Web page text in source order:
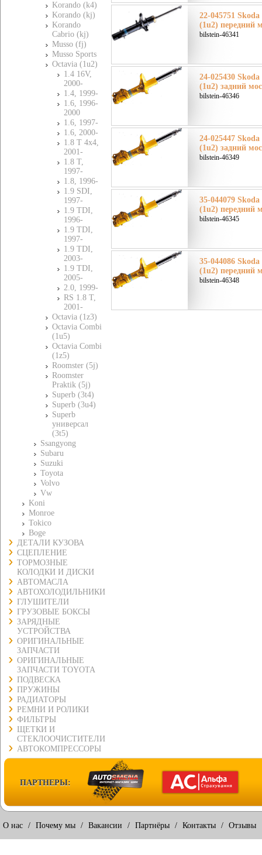
Korando (k4)
Korando (kj)
Korando
Cabrio (kj)
Musso (fj)
Musso Sports
Octavia (1u2)
1.4 16V,
2000-
1.4, 1999-
1.6, 1996-
2000
1.6, 1997-
1.6, 2000-
1.8 T 4x4,
2001-
1.8 T,
1997-
1.8, 1996-
1.9 SDI,
1997-
1.9 TDI,
1996-
1.9 TDI,
1997-
1.9 TDI,
2003-
1.9 TDI,
2005-
2.0, 1999-
RS 1.8 T,
2001-
Octavia (1z3)
Octavia Combi
(1u5)
Octavia Combi
(1z5)
Roomster (5j)
Roomster
Praktik (5j)
Superb (3t4)
Superb (3u4)
Superb
универсал
(3t5)
Ssangyong
Subaru
Suzuki
Toyota
Volvo
Vw
Koni
Monroe
Tokico
Boge
ДЕТАЛИ КУЗОВА
СЦЕПЛЕНИЕ
ТОРМОЗНЫЕ
КОЛОДКИ И ДИСКИ
АВТОМАСЛА
АВТОХОЛОДИЛЬНИКИ
ГЛУШИТЕЛИ
ГРУЗОВЫЕ БОКСЫ
ЗАРЯДНЫЕ
УСТРОЙСТВА
ОРИГИНАЛЬНЫЕ
ЗАПЧАСТИ
ОРИГИНАЛЬНЫЕ
ЗАПЧАСТИ TOYOTA
ПОДВЕСКА
ПРУЖИНЫ
РАДИАТОРЫ
РЕМНИ И РОЛИКИ
ФИЛЬТРЫ
ЩЕТКИ И
СТЕКЛООЧИСТИТЕЛИ
АВТОКОМПРЕССОРЫ
22-045751
(1u2) передний
bilstein-46341
24-025430
(1u2) задний
bilstein-46346
24-025447
(1u2) задний
bilstein-46349
35-044079
(1u2) передний
bilstein-46345
35-044086
(1u2) передний
bilstein-46348
ПАРТНЕРЫ:
О нас / Почему мы / Вакансии / Партнёры / Контакты / Отзывы